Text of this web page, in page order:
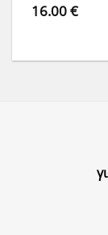
16.00€